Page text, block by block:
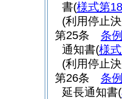
書(様式第
(利用停止
第25条
条
通知書(様
(利用停止
第26条
条
延長通知書(